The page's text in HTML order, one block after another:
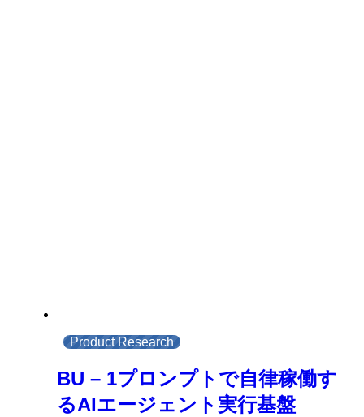
Product Research
BU – 1プロンプトで自律稼働す
るAIエージェント実行基盤